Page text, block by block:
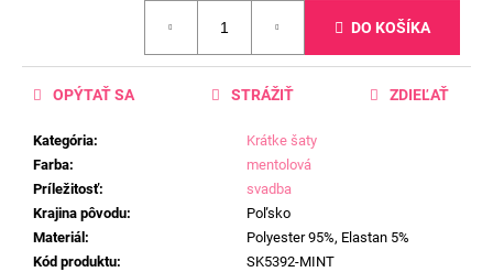
DO KOŠÍKA
Kategória:
Krátke šaty
Farba:
mentolová
Príležitosť:
svadba
Krajina pôvodu:
Poľsko
Materiál :
Polyester 95%, Elastan 5%
Kód produktu: SK5392-MINT
OPÝTAŤ SA STRÁŽIŤ ZDIEĽAŤ